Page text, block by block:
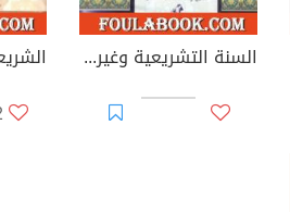
السنة التشريعية وغير التشريعية